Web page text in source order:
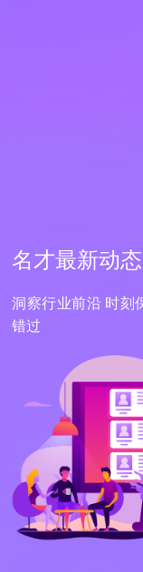
名才最新动态
洞察行业前沿 时刻
错过